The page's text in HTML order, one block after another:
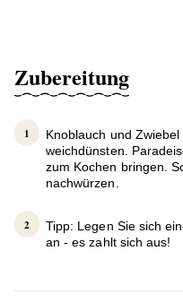
Zubereitung
Knoblauch und
weichdünsten.
zum Kochen bringen.
nachwürzen.
Tipp: Legen Sie sich
an - es zahlt sich aus!